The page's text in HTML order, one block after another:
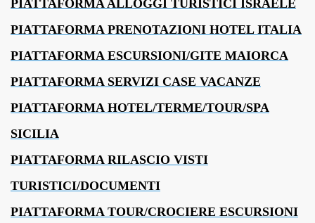
PIATTAFORMA ALLOGGI TURISTICI ISRAELE
PIATTAFORMA PRENOTAZIONI HOTEL ITALIA
PIATTAFORMA ESCURSIONI/GITE MAIORCA
PIATTAFORMA SERVIZI CASE VACANZE
PIATTAFORMA HOTEL/TERME/TOUR/SPA
SICILIA
PIATTAFORMA RILASCIO VISTI
TURISTICI/DOCUMENTI
PIATTAFORMA TOUR/CROCIERE ESCURSIONI